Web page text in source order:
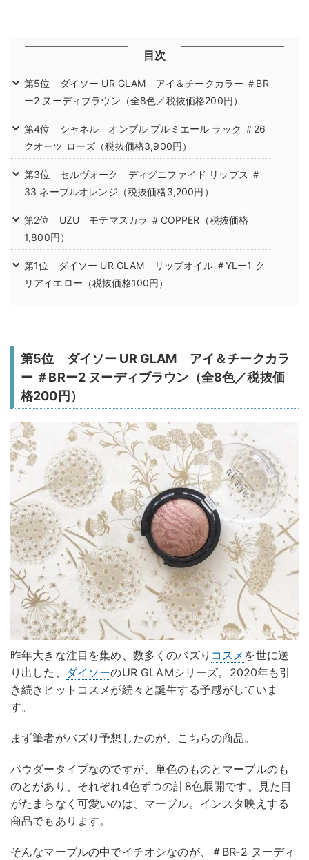
目次
第5位 ダイソー UR GLAM アイ＆チークカラー ＃BR
ー2 ヌーディブラウン（全8色／税抜価格200円）
第4位 シャネル オンブル プルミエール ラック ＃26
クオーツ ローズ（税抜価格3,900円）
第3位 セルヴォーク ディグニファイド リップス ＃
33 ネーブルオレンジ（税抜価格3,200円）
第2位 UZU モテマスカラ ＃COPPER（税抜価格
1,800円）
第1位 ダイソー UR GLAM リップオイル ＃YLー1 ク
リアイエロー（税抜価格100円）
第5位 ダイソー UR GLAM アイ＆チークカラ
ー ＃BRー2 ヌーディブラウン（全8色／税抜価
格200円）
昨年大きな注目を集め、数多くのバズり コスメ を世に送
り出した、
ダイソーのUR GLAMシリーズ。2020年も引
き続きヒットコスメが続々と誕生する予感がしていま
す。
まず筆者がバズり予想したのが、こちらの商品。
パウダータイプなのですが、単色のものとマーブルのも
のとがあり、それぞれ4色ずつの計8色展開です。見た目
がたまらなく可愛いのは、マーブル。インスタ映えする
商品でもあります。
そんなマーブルの中でイチオシなのが、＃BR‐2 ヌーディ